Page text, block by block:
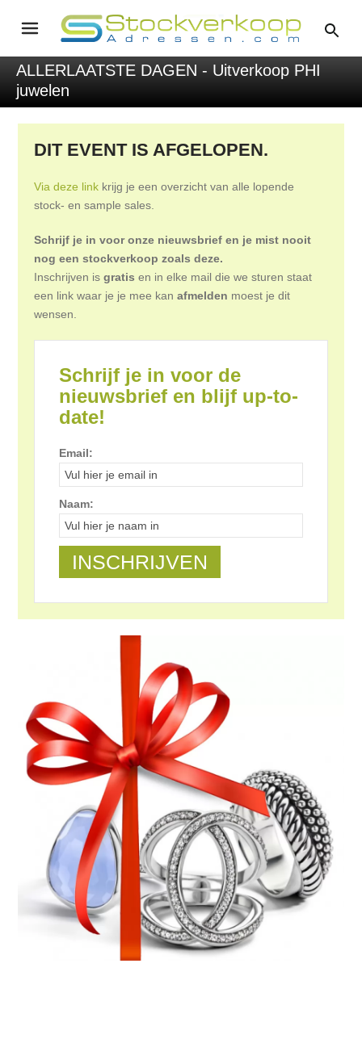
ALLERLAATSTE DAGEN - Uitverkoop PHI
juwelen
DIT EVENT IS AFGELOPEN.
Via deze link krijg je een overzicht van alle lopende
stock- en sample sales.
Schrijf je in voor onze nieuwsbrief en je mist nooit
nog een stockverkoop zoals deze.
Inschrijven isgratis en in elke mail die we sturen staat
een link waar je je mee kanafmelden moest je dit
wensen.
Schrijf je in voor de
nieuwsbrief en blijf up-to-
date!
Email:
Naam: